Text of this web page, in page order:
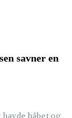
savner en